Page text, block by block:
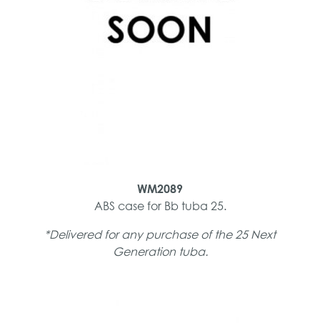
WM2089
ABS case for Bb tuba 25.
*Delivered for any purchase of the 25 Next
Generation tuba.